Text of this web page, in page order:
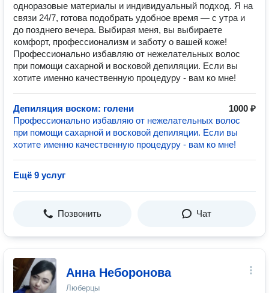
одноразовые материалы и индивидуальный подход. Я на
связи 24/7, готова подобрать удобное время — с утра и
до позднего вечера. Выбирая меня, вы выбираете
комфорт, профессионализм и заботу о вашей коже!
Профессионально избавляю от нежелательных волос
при помощи сахарной и восковой депиляции. Если вы
хотите именно качественную процедуру - вам ко мне!
Депиляция воском: голени
1000 ₽
Профессионально избавляю от нежелательных волос
при помощи сахарной и восковой депиляции. Если вы
хотите именно качественную процедуру - вам ко мне!
Ещё 9 услуг
Позвонить Чат
Анна Неборонова
Люберцы